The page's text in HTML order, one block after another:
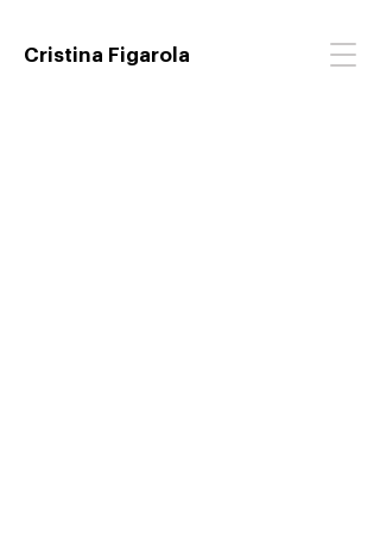
Cristina Figarola